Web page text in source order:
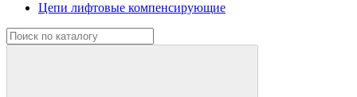
Цепи лифтовые компенсирующие